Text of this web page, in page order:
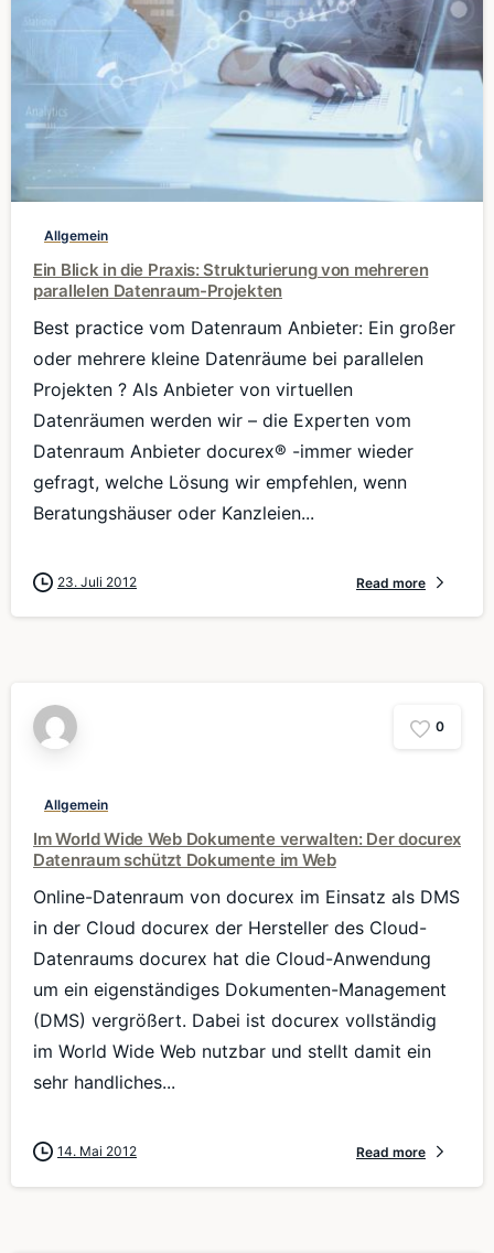
Allgemein
Ein Blick in die Praxis: Strukturierung von mehreren
parallelen Datenraum-Projekten
Best practice vom Datenraum Anbieter: Ein großer
oder mehrere kleine Datenräume bei parallelen
Projekten ? Als Anbieter von virtuellen
Datenräumen werden wir – die Experten vom
Datenraum Anbieter docurex® -immer wieder
gefragt, welche Lösung wir empfehlen, wenn
Beratungshäuser oder Kanzleien...
23. Juli 2012 Read more
0
Allgemein
Im World Wide Web Dokumente verwalten: Der docurex
Datenraum schützt Dokumente im Web
Online-Datenraum von docurex im Einsatz als DMS
in der Cloud docurex der Hersteller des Cloud-
Datenraums docurex hat die Cloud-Anwendung
um ein eigenständiges Dokumenten-Management
(DMS) vergrößert. Dabei ist docurex vollständig
im World Wide Web nutzbar und stellt damit ein
sehr handliches...
14. Mai 2012 Read more